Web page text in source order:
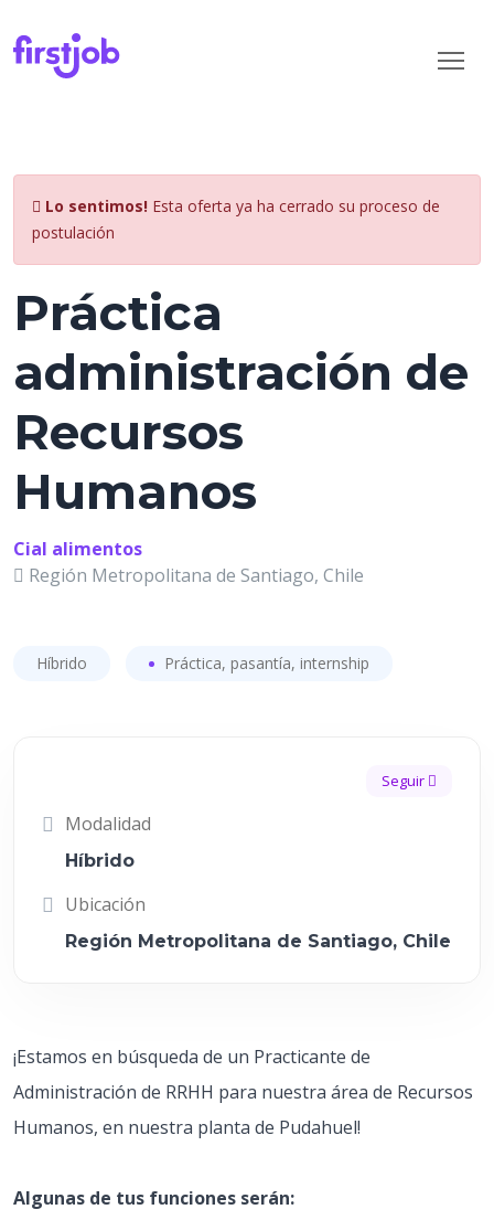
Lo sentimos! Esta oferta ya ha cerrado su proceso de
postulación
Práctica
administración de
Recursos
Humanos
Cial alimentos
Región Metropolitana de Santiago, Chile
Híbrido Práctica, pasantía, internship
Seguir
Modalidad
Híbrido
Ubicación
Región Metropolitana de Santiago, Chile
¡Estamos en búsqueda de un Practicante de
Administración de RRHH para nuestra área de Recursos
Humanos, en nuestra planta de Pudahuel!
Algunas de tus funciones serán: